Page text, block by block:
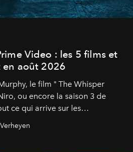
Video : les 5 films et
en août 2026
le film " The Whisper
ou encore la saison 3 de
ce qui arrive sur les
en août 2026.